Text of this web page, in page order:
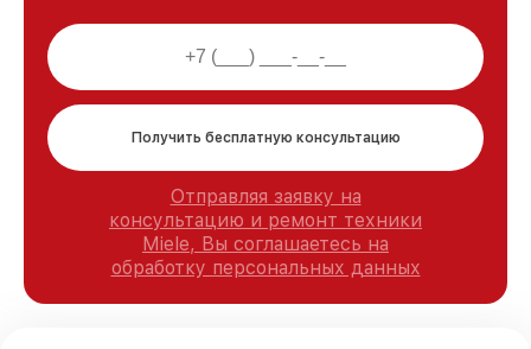
Получить бесплатную консультацию
Отправляя заявку на
консультацию и ремонт техники
Miele, Вы соглашаетесь на
обработку персональных данных